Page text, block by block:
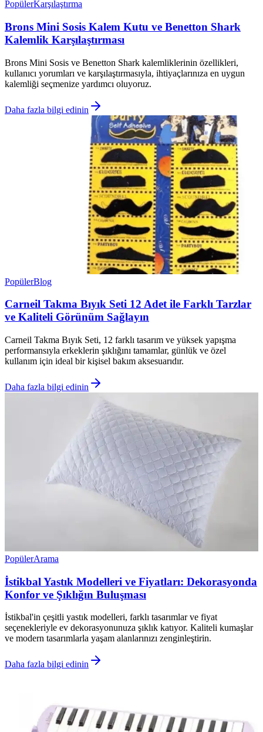
PopülerKarşılaştırma
Brons Mini Sosis Kalem Kutu ve Benetton Shark
Kalemlik Karşılaştırması
Brons Mini Sosis ve Benetton Shark kalemliklerinin özellikleri,
kullanıcı yorumları ve karşılaştırmasıyla, ihtiyaçlarınıza en uygun
kalemliği seçmenize yardımcı oluyoruz.
Daha fazla bilgi edinin
PopülerBlog
Carneil Takma Bıyık Seti 12 Adet ile Farklı Tarzlar
ve Kaliteli Görünüm Sağlayın
Carneil Takma Bıyık Seti, 12 farklı tasarım ve yüksek yapışma
performansıyla erkeklerin şıklığını tamamlar, günlük ve özel
kullanım için ideal bir kişisel bakım aksesuarıdır.
Daha fazla bilgi edinin
PopülerArama
İstikbal Yastık Modelleri ve Fiyatları: Dekorasyonda
Konfor ve Şıklığın Buluşması
İstikbal'in çeşitli yastık modelleri, farklı tasarımlar ve fiyat
seçenekleriyle ev dekorasyonunuza şıklık katıyor. Kaliteli kumaşlar
ve modern tasarımlarla yaşam alanlarınızı zenginleştirin.
Daha fazla bilgi edinin